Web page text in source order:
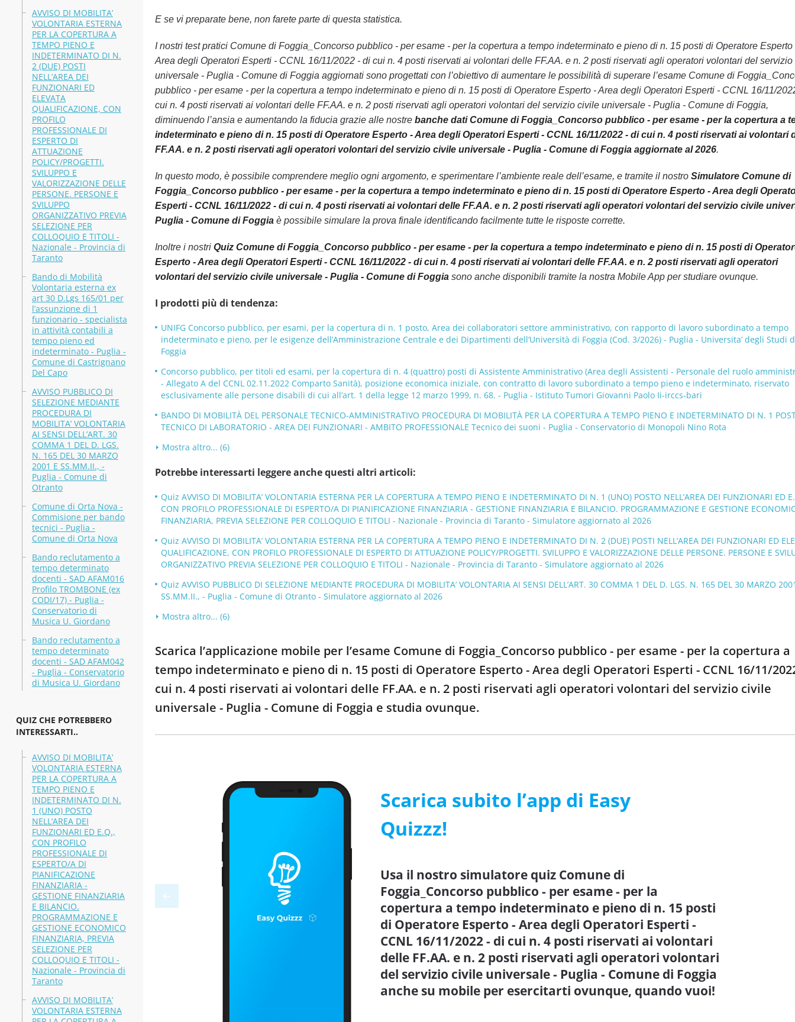
AVVISO DI MOBILITA’
VOLONTARIA ESTERNA
PER LA COPERTURA A
TEMPO PIENO E
INDETERMINATO DI N.
2 (DUE) POSTI
NELL’AREA DEI
FUNZIONARI ED
ELEVATA
QUALIFICAZIONE, CON
PROFILO
PROFESSIONALE DI
ESPERTO DI
ATTUAZIONE
POLICY/PROGETTI.
SVILUPPO E
VALORIZZAZIONE DELLE
PERSONE. PERSONE E
SVILUPPO
ORGANIZZATIVO PREVIA
SELEZIONE PER
COLLOQUIO E TITOLI -
Nazionale - Provincia di
Taranto
Bando di Mobilità
Volontaria esterna ex
art 30 D.Lgs 165/01 per
l’assunzione di 1
funzionario - specialista
in attività contabili a
tempo pieno ed
indeterminato - Puglia -
Comune di Castrignano
Del Capo
AVVISO PUBBLICO DI
SELEZIONE MEDIANTE
PROCEDURA DI
MOBILITA’ VOLONTARIA
AI SENSI DELL’ART. 30
COMMA 1 DEL D. LGS.
N. 165 DEL 30 MARZO
2001 E SS.MM.II., -
Puglia - Comune di
Otranto
Comune di Orta Nova -
Commisione per bando
tecnici - Puglia -
Comune di Orta Nova
Bando reclutamento a
tempo determinato
docenti - SAD AFAM016
Profilo TROMBONE (ex
CODI/17) - Puglia -
Conservatorio di
Musica U. Giordano
Bando reclutamento a
tempo determinato
docenti - SAD AFAM042
- Puglia - Conservatorio
di Musica U. Giordano
QUIZ CHE POTREBBERO
INTERESSARTI..
AVVISO DI MOBILITA’
VOLONTARIA ESTERNA
PER LA COPERTURA A
TEMPO PIENO E
INDETERMINATO DI N.
1 (UNO) POSTO
NELL’AREA DEI
FUNZIONARI ED E.Q.,
CON PROFILO
PROFESSIONALE DI
ESPERTO/A DI
PIANIFICAZIONE
FINANZIARIA -
GESTIONE FINANZIARIA
E BILANCIO.
PROGRAMMAZIONE E
GESTIONE ECONOMICO
FINANZIARIA, PREVIA
SELEZIONE PER
COLLOQUIO E TITOLI -
Nazionale - Provincia di
Taranto
AVVISO DI MOBILITA’
VOLONTARIA ESTERNA
E se vi preparate bene, non farete parte di questa statistica.
I nostri test pratici Comune di Foggia_Concorso pubblico - per esame - per la copertura a tempo indeterminato e pieno di n. 15 posti di Operatore Esperto
Area degli Operatori Esperti - CCNL 16/11/2022 - di cui n. 4 posti riservati ai volontari delle FF.AA. e n. 2 posti riservati agli operatori volontari del
universale - Puglia - Comune di Foggia aggiornati sono progettati con l’obiettivo di aumentare le possibilità di superare l’esame Comune di
pubblico - per esame - per la copertura a tempo indeterminato e pieno di n. 15 posti di Operatore Esperto - Area degli Operatori Esperti - CCNL 16/11/
cui n. 4 posti riservati ai volontari delle FF.AA. e n. 2 posti riservati agli operatori volontari del servizio civile universale - Puglia - Comune di Foggia,
diminuendo l’ansia e aumentando la fiducia grazie alle nostre banche dati Comune di Foggia_Concorso pubblico - per esame - per la copertura a
indeterminato e pieno di n. 15 posti di Operatore Esperto - Area degli Operatori Esperti - CCNL 16/11/2022 - di cui n. 4 posti riservati ai volontari
FF.AA. e n. 2 posti riservati agli operatori volontari del servizio civile universale - Puglia - Comune di Foggia aggiornate al 2026.
In questo modo, è possibile comprendere meglio ogni argomento, e sperimentare l’ambiente reale dell’esame, e tramite il nostro Simulatore Comune di
Foggia_Concorso pubblico - per esame - per la copertura a tempo indeterminato e pieno di n. 15 posti di Operatore Esperto - Area degli
Esperti - CCNL 16/11/2022 - di cui n. 4 posti riservati ai volontari delle FF.AA. e n. 2 posti riservati agli operatori volontari del servizio civile
Puglia - Comune di Foggiaè possibile simulare la prova finale identificando facilmente tutte le risposte corrette.
Inoltre i nostri Quiz Comune di Foggia_Concorso pubblico - per esame - per la copertura a tempo indeterminato e pieno di n. 15 posti di
Esperto - Area degli Operatori Esperti - CCNL 16/11/2022 - di cui n. 4 posti riservati ai volontari delle FF.AA. e n. 2 posti riservati agli operatori
volontari del servizio civile universale - Puglia - Comune di Foggiasono anche disponibili tramite la nostra Mobile App per studiare ovunque.
I prodotti più di tendenza:
UNIFG Concorso pubblico, per esami, per la copertura di n. 1 posto, Area dei collaboratori settore amministrativo, con rapporto di lavoro subordinato a tempo
indeterminato e pieno, per le esigenze dell’Amministrazione Centrale e dei Dipartimenti dell’Università di Foggia (Cod. 3/2026) - Puglia - Universita’ degli Studi
Foggia
Concorso pubblico, per titoli ed esami, per la copertura di n. 4 (quattro) posti di Assistente Amministrativo (Area degli Assistenti - Personale del ruolo
- Allegato A del CCNL 02.11.2022 Comparto Sanità), posizione economica iniziale, con contratto di lavoro subordinato a tempo pieno e indeterminato, riservato
esclusivamente alle persone disabili di cui all’art. 1 della legge 12 marzo 1999, n. 68. - Puglia - Istituto Tumori Giovanni Paolo Ii-irccs-bari
BANDO DI MOBILITÀ DEL PERSONALE TECNICO-AMMINISTRATIVO PROCEDURA DI MOBILITÀ PER LA COPERTURA A TEMPO PIENO E INDETERMINATO DI N. 1
TECNICO DI LABORATORIO - AREA DEI FUNZIONARI - AMBITO PROFESSIONALE Tecnico dei suoni - Puglia - Conservatorio di Monopoli Nino Rota
Mostra altro... (6)
Potrebbe interessarti leggere anche questi altri articoli:
Quiz AVVISO DI MOBILITA’ VOLONTARIA ESTERNA PER LA COPERTURA A TEMPO PIENO E INDETERMINATO DI N. 1 (UNO) POSTO NELL’AREA DEI FUNZIONARI ED
CON PROFILO PROFESSIONALE DI ESPERTO/A DI PIANIFICAZIONE FINANZIARIA - GESTIONE FINANZIARIA E BILANCIO. PROGRAMMAZIONE E GESTIONE
FINANZIARIA, PREVIA SELEZIONE PER COLLOQUIO E TITOLI - Nazionale - Provincia di Taranto - Simulatore aggiornato al 2026
Quiz AVVISO DI MOBILITA’ VOLONTARIA ESTERNA PER LA COPERTURA A TEMPO PIENO E INDETERMINATO DI N. 2 (DUE) POSTI NELL’AREA DEI FUNZIONARI ED
QUALIFICAZIONE, CON PROFILO PROFESSIONALE DI ESPERTO DI ATTUAZIONE POLICY/PROGETTI. SVILUPPO E VALORIZZAZIONE DELLE PERSONE. PERSONE E
ORGANIZZATIVO PREVIA SELEZIONE PER COLLOQUIO E TITOLI - Nazionale - Provincia di Taranto - Simulatore aggiornato al 2026
Quiz AVVISO PUBBLICO DI SELEZIONE MEDIANTE PROCEDURA DI MOBILITA’ VOLONTARIA AI SENSI DELL’ART. 30 COMMA 1 DEL D. LGS. N. 165 DEL 30 MARZO
SS.MM.II., - Puglia - Comune di Otranto - Simulatore aggiornato al 2026
Mostra altro... (6)
Scarica l’applicazione mobile per l’esame Comune di Foggia_Concorso pubblico - per esame - per la copertura a
tempo indeterminato e pieno di n. 15 posti di Operatore Esperto - Area degli Operatori Esperti - CCNL 16/11/
cui n. 4 posti riservati ai volontari delle FF.AA. e n. 2 posti riservati agli operatori volontari del servizio civile
universale - Puglia - Comune di Foggia e studia ovunque.
Scarica subito l’app di Easy
Quizzz!
Usa il nostro simulatore quiz Comune di
Foggia_Concorso pubblico - per esame - per la
copertura a tempo indeterminato e pieno di n. 15 posti
di Operatore Esperto - Area degli Operatori Esperti -
CCNL 16/11/2022 - di cui n. 4 posti riservati ai volontari
delle FF.AA. e n. 2 posti riservati agli operatori volontari
del servizio civile universale - Puglia - Comune di Foggia
anche su mobile per esercitarti ovunque, quando vuoi!